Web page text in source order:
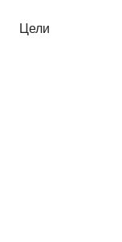
Цели